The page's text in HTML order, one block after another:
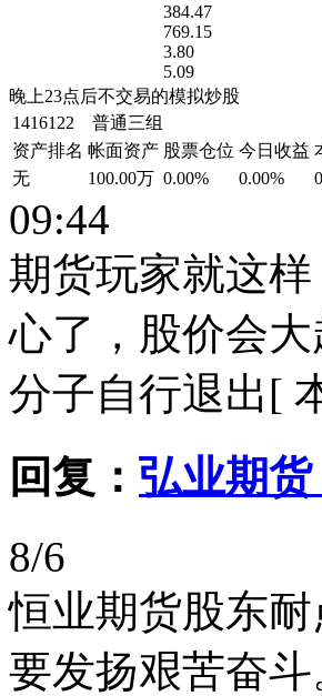
384.47
769.15
3.80
5.09
晚上23点后不交易的模拟炒股
1416122 普通三组
资产排名 帐面资产 股票仓位 今日收益
无
100.00万 0.00% 0.00%
09:44
期货玩家就这
心了，股价会
分子自行退出[
回复： 弘业期
8/6
恒业期货股东
要发扬艰苦奋